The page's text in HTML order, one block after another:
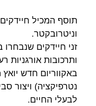
תוסף המכיל
וניטרובקטר.
זני חיידקים
ותרכובות אורגניות
באקווריום חדש
נטרפיקציה) ויצור
לבעלי החיים.